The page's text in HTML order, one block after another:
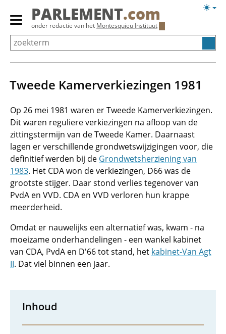
Overslaan
Primair
menu
tonen/verbergen
PARLEMENT.com
onder redactie van het Montesquieu Instituut
Tweede Kamerverkiezingen 1981
Op 26 mei 1981 waren er Tweede Kamerverkiezingen.
Dit waren reguliere verkiezingen na afloop van de
zittingstermijn van de Tweede Kamer. Daarnaast
lagen er verschillende grondwetswijzigingen voor, die
definitief werden bij de Grondwetsherziening van
1983. Het CDA won de verkiezingen, D66 was de
grootste stijger. Daar stond verlies tegenover van
PvdA en VVD. CDA en VVD verloren hun krappe
meerderheid.
Omdat er nauwelijks een alternatief was, kwam - na
moeizame onderhandelingen - een wankel kabinet
van CDA, PvdA en D'66 tot stand, het kabinet-Van Agt
II. Dat viel binnen een jaar.
Inhoud